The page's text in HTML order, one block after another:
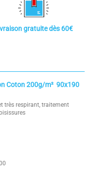
gratuite dès 60€
Coton 200g/m² 90x190
très respirant, traitement